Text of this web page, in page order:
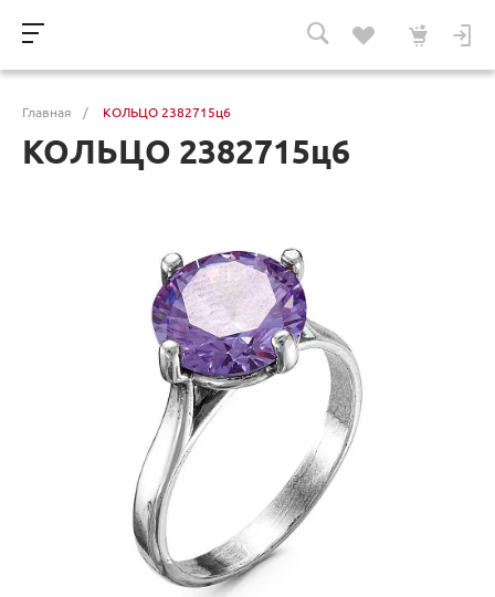
Главная / КОЛЬЦО 2382715ц6
КОЛЬЦО 2382715ц6